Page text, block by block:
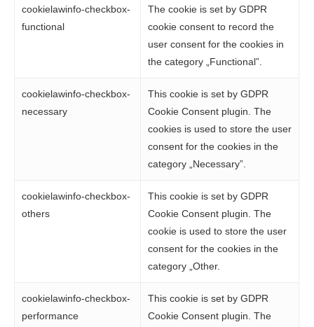
cookielawinfo-checkbox-
functional
The cookie is set by GDPR
cookie consent to record the
user consent for the cookies in
the category „Functional”.
cookielawinfo-checkbox-
necessary
This cookie is set by GDPR
Cookie Consent plugin. The
cookies is used to store the user
consent for the cookies in the
category „Necessary”.
cookielawinfo-checkbox-
others
This cookie is set by GDPR
Cookie Consent plugin. The
cookie is used to store the user
consent for the cookies in the
category „Other.
cookielawinfo-checkbox-
performance
This cookie is set by GDPR
Cookie Consent plugin. The